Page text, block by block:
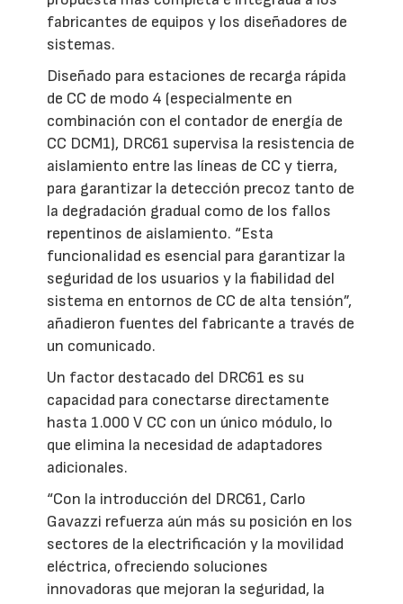
fabricantes de equipos y los diseñadores de
sistemas.
Diseñado para estaciones de recarga rápida
de CC de modo 4 (especialmente en
combinación con el contador de energía de
CC DCM1), DRC61 supervisa la resistencia de
aislamiento entre las líneas de CC y tierra,
para garantizar la detección precoz tanto de
la degradación gradual como de los fallos
repentinos de aislamiento. “Esta
funcionalidad es esencial para garantizar la
seguridad de los usuarios y la fiabilidad del
sistema en entornos de CC de alta tensión”,
añadieron fuentes del fabricante a través de
un comunicado.
Un factor destacado del DRC61 es su
capacidad para conectarse directamente
hasta 1.000 V CC con un único módulo, lo
que elimina la necesidad de adaptadores
adicionales.
“Con la introducción del DRC61, Carlo
Gavazzi refuerza aún más su posición en los
sectores de la electrificación y la movilidad
eléctrica, ofreciendo soluciones
innovadoras que mejoran la seguridad, la